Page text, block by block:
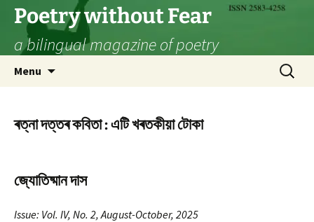
Skip
content
Poetry without Fear
a bilingual magazine of poetry
Menu
Search
for:
ৰত্না দত্তৰ কবিতা : এটি খৰতকীয়া টোকা
জ্যোতিষ্মান দাস
Issue: Vol. IV, No. 2, August-October, 2025